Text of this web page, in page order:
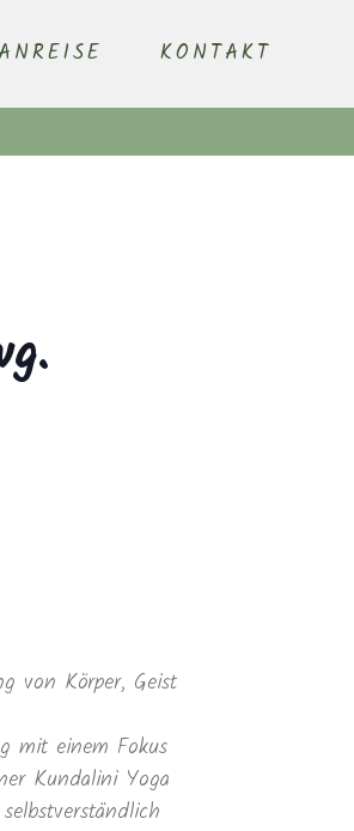
ANREISE KONTAKT
von Körper, Geist
mit einem Fokus
Kundalini Yoga